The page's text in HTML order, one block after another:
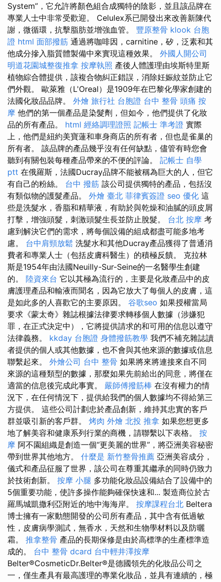
System”，它允許將顏色組合成獨特的陰影，並且該品牌在
專業人士中非常受歡迎。 Celulex系已開發出來改善新陳代
謝，微循環，抗擊脂肪並增強血管。 豐原整骨 klook 台胞
證 html 面部撥筋 通過將咖啡因，​​carnitine，矽，泛素和其
他成分摻入脂質體製備中來實現這種效果。 外國人開公司
明道花園城整復推拿 按摩執照 產後人體護理由埃斯特里斯
植物綜合體提供，該複合物糾正錯誤，消除妊娠紋並防止它
們外觀。 歐萊雅（L'Oreal）是1909年在巴黎化學家創建的
法國化妝品品牌。 外燴 旅行社 台胞證 台中 整骨 頭痛 按
摩 他們的第一個產品是染髮劑，但如今，他們提供了化妝
品的所有產品。 html 經絡調理證照 記帳士 準考證 實際
上，他們是紐約美寶蓮和車身商店的所有者，但也是雀巢的
所有者。 該品牌的產品幾乎沒有任何缺點，儘管有時您會
聽到有關包裝每種產品帶來的不便的評論。 記帳士 自學
ptt 在俄羅斯，法國Ducray品牌不能被稱為巨大的人，但它
有自己的粉絲。 台中 撥筋 該公司提供獨特的產品，包括沒
有類似物的護髮產品。 外燴 臺北 菲律賓簽證 seo 優化 這
些是洗髮水，香脂和精華液，有助於與乾燥和油膩的頭皮屑
打擊，增強頭髮，刺激頭髮生長並防止脫髮。 台北 按摩 考
慮到解決它們的需求，將每個設備的組成都盡可能多地考
慮。 台中肩頸放鬆 洗髮水和其他Ducray產品獲得了普通消
費者和專業人士（包括皮膚科醫生）的積極反饋。 克拉林
斯是1954年由法國Neuilly-Sur-Seine的一名醫學生創建
的。 陸資來台 它以其極為流行的，主要是化妝產品中的皮
膚護理產品和輸液而聞名，因為它放大了每個人的皮膚，這
是如此多的人喜歡它的主要原因。 谷歌seo 如果授權當局
要求《蒙太奇》雜誌根據法律要求轉移個人數據（涉嫌犯
罪，在正式決定中），它將提供請求的和可用的信息以遵守
法律義務。 kkday 台胞證 身體撥筋教學 我們不補充雜誌讀
者提供的個人或其他數據，也不會與其他來源的數據或信息
聯繫起來。 外燴公司 台中 整骨 如果將來將連接來自不同
來源的這種類型的數據，那麼如果先前給出的同意，將僅在
適當的信息後完成此事實。 嚴師傅撥筋棒 在沒有權力的情
況下，在任何情況下，提供給我們的個人數據均不得給第三
方提供。 這些公司計劃忠於產品創新，維持其忠實的客戶
群並吸引新的客戶群。 烤肉 外燴 北投 推拿 如果您想更多
地了解美容和健康系列行業的商機，請聯繫以下表格。 按
摩 阿不園組織是創造一個“更美麗的世界”，將亞洲美容秘密
帶到世界其他地方。 什麼是 新竹整骨推薦 亞洲美容成分，
儀式和產品征服了世界，該公司在尊重其繼承的同時仍致力
於技術創新。 按摩 小腿 多功能化妝品設備結合了設備中的
5個重要功能，使許多操作能夠確保快速和... 製造商位於古
羅馬城凱撒利亞附近的地中海海岸。 按摩課程台北 Beltera
博士擁有一家動態開發的公司所有產品，其中含有低過敏
性，皮膚病學測試，無香水，天然和生物學材料以及防曬
霜。 推拿整骨 產品的長期保修是由於高標準的生產標準造
成的。 台中 整骨 dcard 台中輕井澤按摩
Belter®CosmeticDr.Belter®是德國領先的化妝品公司之
一，僅生產具有最高護理的專業化妝品，並具有連續的，極